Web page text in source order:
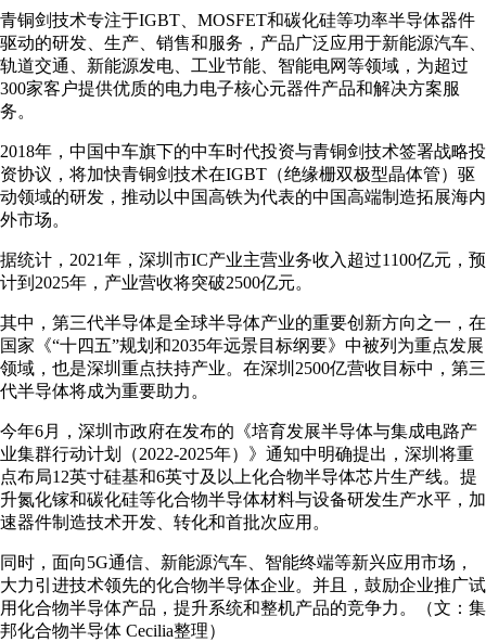
青铜剑技术专注于IGBT、MOSFET和碳化硅等功率半导体器件
驱动的研发、生产、销售和服务，产品广泛应用于新能源汽车、
轨道交通、新能源发电、工业节能、智能电网等领域，为超过
300家客户提供优质的电力电子核心元器件产品和解决方案服
务。
2018年，中国中车旗下的中车时代投资与青铜剑技术签署战略投
资协议，将加快青铜剑技术在IGBT（绝缘栅双极型晶体管）驱
动领域的研发，推动以中国高铁为代表的中国高端制造拓展海内
外市场。
据统计，2021年，深圳市IC产业主营业务收入超过1100亿元，预
计到2025年，产业营收将突破2500亿元。
其中，第三代半导体是全球半导体产业的重要创新方向之一，在
国家《“十四五”规划和2035年远景目标纲要》中被列为重点发展
领域，也是深圳重点扶持产业。在深圳2500亿营收目标中，第三
代半导体将成为重要助力。
今年6月，深圳市政府在发布的《培育发展半导体与集成电路产
业集群行动计划（2022-2025年）》通知中明确提出，深圳将重
点布局12英寸硅基和6英寸及以上化合物半导体芯片生产线。提
升氮化镓和碳化硅等化合物半导体材料与设备研发生产水平，加
速器件制造技术开发、转化和首批次应用。
同时，面向5G通信、新能源汽车、智能终端等新兴应用市场，
大力引进技术领先的化合物半导体企业。并且，鼓励企业推广试
用化合物半导体产品，提升系统和整机产品的竞争力。（文：集
邦化合物半导体 Cecilia整理）